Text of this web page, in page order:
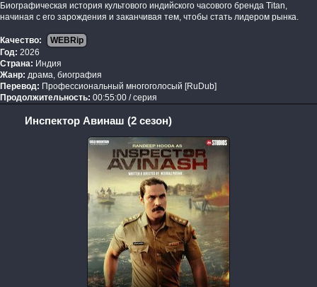
Биографическая история культового индийского часового бренда Titan,
начиная с его зарождения и заканчивая тем, чтобы стать лидером рынка.
Качество:
WEBRip
Год: 2026
Страна: Индия
Жанр: драма, биография
Перевод: Профессиональный многоголосый [RuDub]
Продолжительность: 00:55:00 / серия
Инспектор Авинаш (2 сезон)